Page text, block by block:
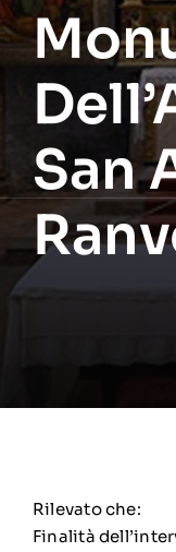
San
Rilevato che:
Finalità